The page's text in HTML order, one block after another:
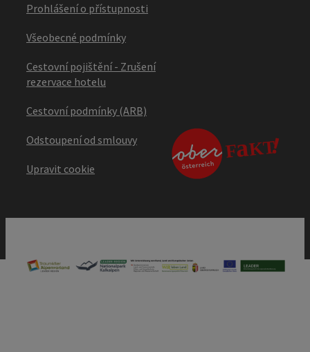
Prohlášení o přístupnosti
Všeobecné podmínky
Cestovní pojištění - Zrušení
rezervace hotelu
Cestovní podmínky (ARB)
Odstoupení od smlouvy
Upravit cookie